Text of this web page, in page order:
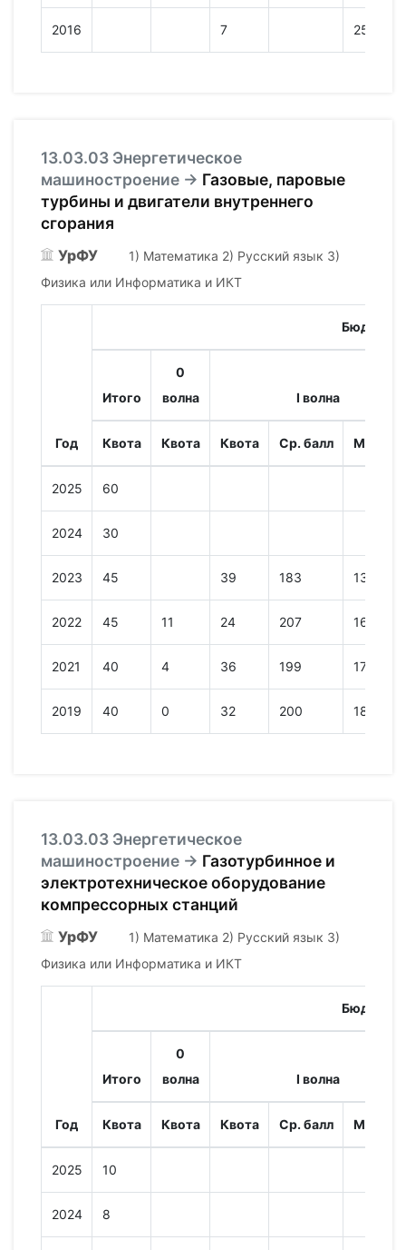
2016 7 257
13.03.03 Энергетическое
машиностроение → Газовые, паровые
турбины и двигатели внутреннего
сгорания
УрФУ
1) Математика 2) Русский язык 3)
Физика или Информатика и ИКТ
Год
Бюджет
Итого
0
волна
I волна
Квота Квота Квота Ср. балл Мин.
2025 60
2024 30
2023 45 39 183 133
2022 45 11 24 207 169
2021 40 4 36 199 178
2019 40 0 32 200 188
13.03.03 Энергетическое
машиностроение → Газотурбинное и
электротехническое оборудование
компрессорных станций
УрФУ
1) Математика 2) Русский язык 3)
Физика или Информатика и ИКТ
Год
Бюджет
Итого
0
волна
I волна
Квота Квота Квота Ср. балл Мин.
2025 10
2024 8